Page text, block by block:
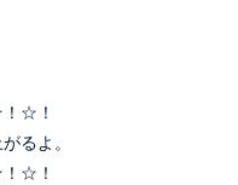
☆！
るよ。
☆！